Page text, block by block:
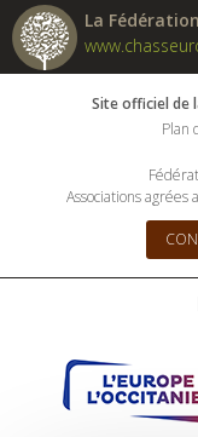
La
Site officiel de
Plan
Associations